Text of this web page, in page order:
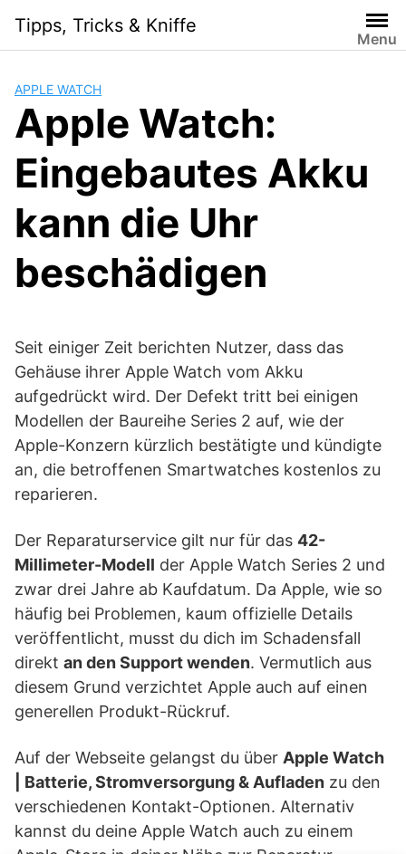
i
Tipps, Tricks & Kniffe
Menu
APPLE WATCH
Apple Watch:
Eingebautes Akku
kann die Uhr
beschädigen
Seit einiger Zeit berichten Nutzer, dass das
Gehäuse ihrer Apple Watch vom Akku
aufgedrückt wird. Der Defekt tritt bei einigen
Modellen der Baureihe Series 2 auf, wie der
Apple-Konzern kürzlich bestätigte und kündigte
an, die betroffenen Smartwatches kostenlos zu
reparieren.
Der Reparaturservice gilt nur für das 42-
Millimeter-Modell der Apple Watch Series 2 und
zwar drei Jahre ab Kaufdatum. Da Apple, wie so
häufig bei Problemen, kaum offizielle Details
veröffentlicht, musst du dich im Schadensfall
direkt an den Support wenden. Vermutlich aus
diesem Grund verzichtet Apple auch auf einen
generellen Produkt-Rückruf.
Auf der Webseite gelangst du über Apple Watch
| Batterie, Stromversorgung & Aufladen zu den
verschiedenen Kontakt-Optionen. Alternativ
kannst du deine Apple Watch auch zu einem